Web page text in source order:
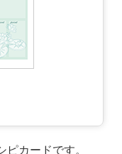
カードです。